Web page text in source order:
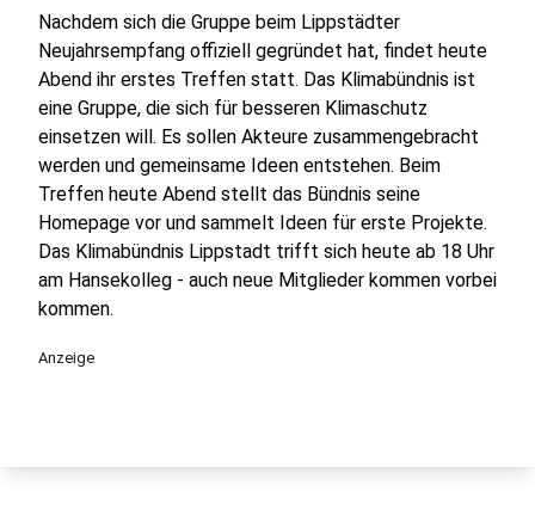
Nachdem sich die Gruppe beim Lippstädter
Neujahrsempfang offiziell gegründet hat, findet heute
Abend ihr erstes Treffen statt. Das Klimabündnis ist
eine Gruppe, die sich für besseren Klimaschutz
einsetzen will. Es sollen Akteure zusammengebracht
werden und gemeinsame Ideen entstehen. Beim
Treffen heute Abend stellt das Bündnis seine
Homepage vor und sammelt Ideen für erste Projekte.
Das Klimabündnis Lippstadt trifft sich heute ab 18 Uhr
am Hansekolleg - auch neue Mitglieder kommen vorbei
kommen.
Anzeige